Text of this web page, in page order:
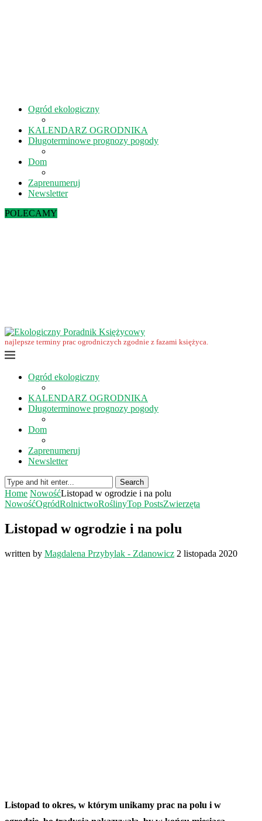
Ogród ekologiczny
KALENDARZ OGRODNIKA
Długoterminowe prognozy pogody
Dom
Zaprenumeruj
Newsletter
POLECAMY
najlepsze terminy prac ogrodniczych zgodnie z fazami księżyca.
Ogród ekologiczny
KALENDARZ OGRODNIKA
Długoterminowe prognozy pogody
Dom
Zaprenumeruj
Newsletter
Search
Home NowośćListopad w ogrodzie i na polu
NowośćOgródRolnictwoRoślinyTop PostsZwierzęta
Listopad w ogrodzie i na polu
written by Magdalena Przybylak - Zdanowicz 2 listopada 2020
Listopad to okres, w którym unikamy prac na polu i w